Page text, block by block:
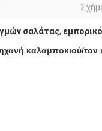
σαλάτας,
καλαμποκιού/